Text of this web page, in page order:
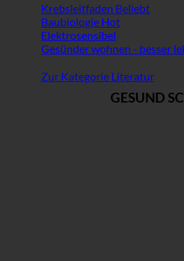
Krebsleitfaden
Baubiologie
Elektrosensibel
Gesünder wohnen - besser
Zur Kategorie Literatur
GESUND